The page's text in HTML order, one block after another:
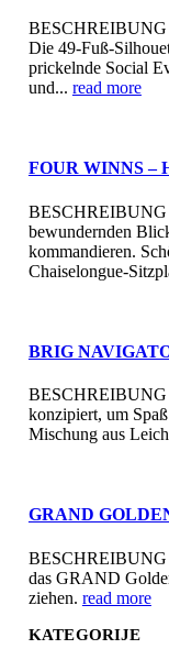
BESCHREIBUNG
Die 49-Fuß-
prickelnde Social
und... read more
FOUR WINNS –
BESCHREIBUNG
bewundernden
kommandieren.
Chaiselongue-
BRIG
BESCHREIBUNG
konzipiert, um
Mischung aus
GRAND
BESCHREIBUNG
das GRAND
ziehen. read more
KATEGORIJE